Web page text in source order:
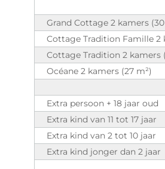
Grand Cottage 2 kamers (30
Cottage Tradition Famille 2
Cottage Tradition 2 kamers
Océane 2 kamers (27 m²)
Extra persoon + 18 jaar oud
Extra kind van 11 tot 17 jaar
Extra kind van 2 tot 10 jaar
Extra kind jonger dan 2 jaar